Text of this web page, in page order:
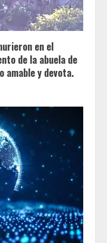
en el
de la abuela de
amable y devota.